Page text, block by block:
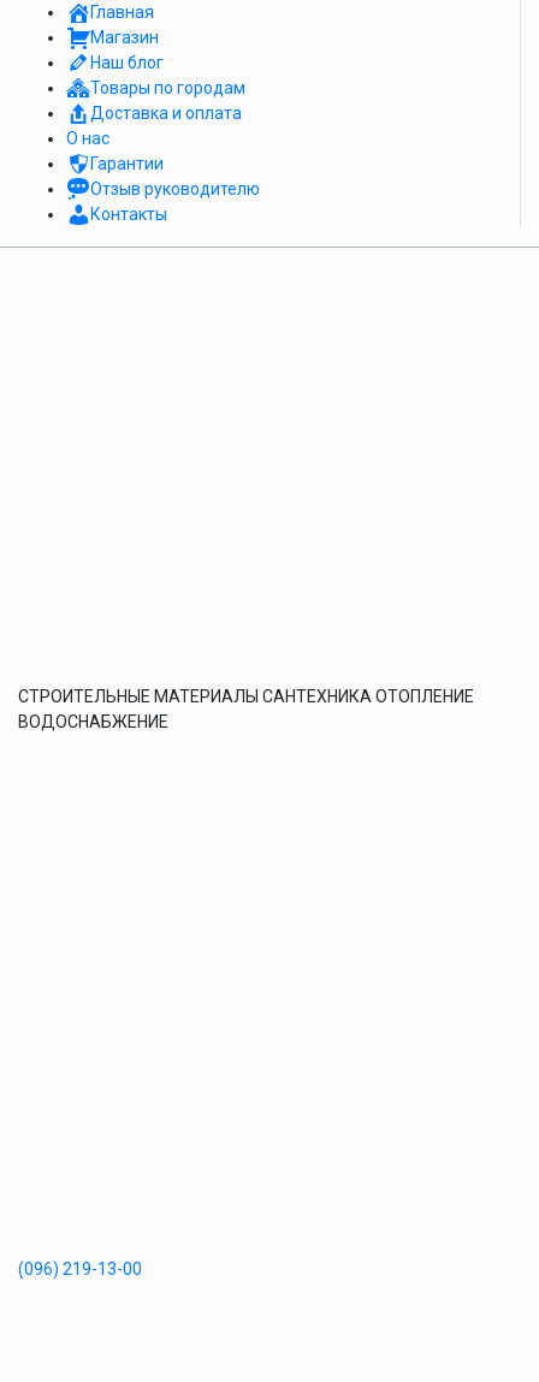
Главная
Магазин
Наш блог
Товары по городам
Доставка и оплата
О нас
Гарантии
Отзыв руководителю
Контакты
СТРОИТЕЛЬНЫЕ МАТЕРИАЛЫ САНТЕХНИКА ОТОПЛЕНИЕ
ВОДОСНАБЖЕНИЕ
(096) 219-13-00